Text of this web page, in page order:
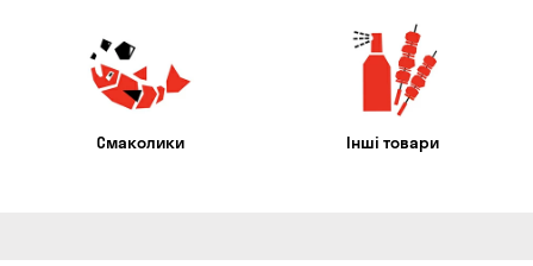
Смаколики Інші товари